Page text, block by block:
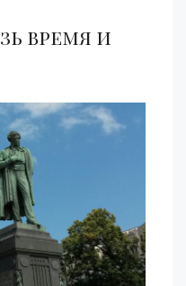
время и